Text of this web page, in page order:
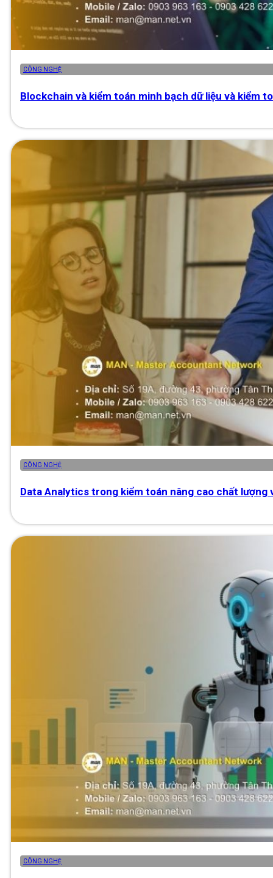
CÔNG NGHỆ
Blockchain và kiểm toán minh bạch dữ liệu và kiểm
CÔNG NGHỆ
Data Analytics trong kiểm toán nâng cao chất lượng
CÔNG NGHỆ